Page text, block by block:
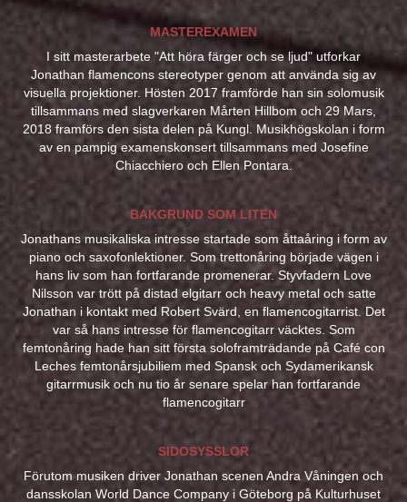
MASTEREXAMEN
I sitt masterarbete "Att höra färger och se ljud" utforkar
Jonathan flamencons stereotyper genom att använda sig av
visuella projektioner. Hösten 2017 framförde han sin solomusik
tillsammans med slagverkaren Mårten Hillbom och 29 Mars,
2018 framförs den sista delen på Kungl. Musikhögskolan i form
av en pampig examenskonsert tillsammans med Josefine
Chiacchiero och Ellen Pontara.
BAKGRUND SOM LITEN
Jonathans musikaliska intresse startade som åttaåring i form av
piano och saxofonlektioner. Som trettonåring började vägen i
hans liv som han fortfarande promenerar. Styvfadern Love
Nilsson var trött på distad elgitarr och heavy metal och satte
Jonathan i kontakt med Robert Svärd, en flamencogitarrist. Det
var så hans intresse för flamencogitarr väcktes. Som
femtonåring hade han sitt första soloframträdande på Café con
Leches femtonårsjubiliem med Spansk och Sydamerikansk
gitarrmusik och nu tio år senare spelar han fortfarande
flamencogitarr
SIDOSYSSLOR
Förutom musiken driver Jonathan scenen Andra Våningen och
dansskolan World Dance Company i Göteborg på Kulturhuset